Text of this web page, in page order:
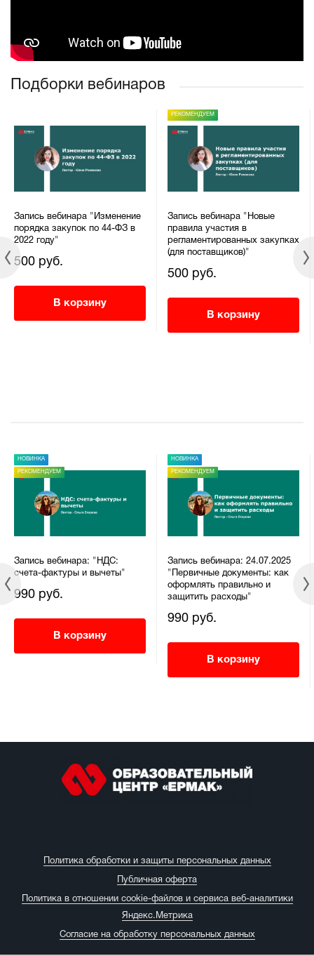
Подборки вебинаров
Запись вебинара "Изменение
порядка закупок по 44-ФЗ в
2022 году"
500 руб.
В корзину
РЕКОМЕНДУЕМ
Запись вебинара "Новые
правила участия в
регламентированных закупках
(для поставщиков)"
500 руб.
В корзину
НОВИНКА
РЕКОМЕНДУЕМ
Запись вебинара: "НДС:
счета-фактуры и вычеты"
990 руб.
В корзину
НОВИНКА
РЕКОМЕНДУЕМ
Запись вебинара: 24.07.2025
"Первичные документы: как
оформлять правильно и
защитить расходы"
990 руб.
В корзину
Политика обработки и защиты персональных данных
Публичная оферта
Политика в отношении cookie-файлов и сервиса веб-аналитики
Яндекс.Метрика
Согласие на обработку персональных данных